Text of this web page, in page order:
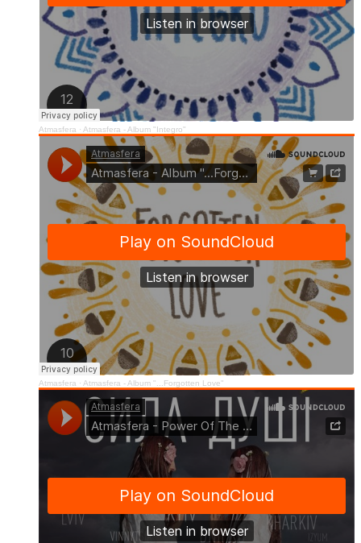
Atmasfera · Atmasfera - Album "Integro"
Atmasfera · Atmasfera - Album "...Forgotten Love"